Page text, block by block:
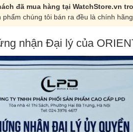
đã mua hàng tại WatchStore.vn
phẩm chúng tôi bán ra đều là chính
nhận Đại lý của